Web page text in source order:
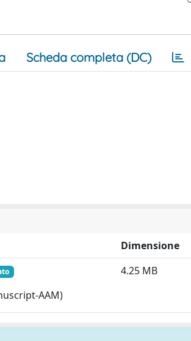
Scheda completa (DC)
Dimensione
AAM)
4.25 MB